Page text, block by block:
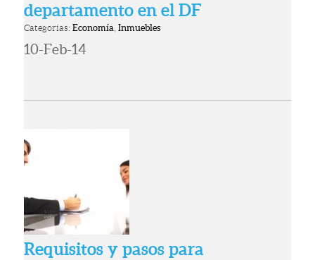
departamento en el DF
Categorías:Economía,Inmuebles
10-Feb-14
Requisitos y pasos para